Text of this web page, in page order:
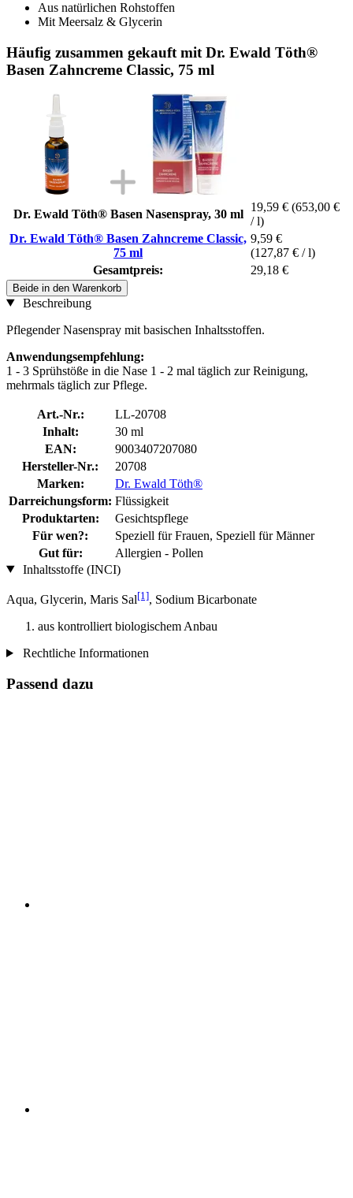
Aus natürlichen Rohstoffen
Mit Meersalz & Glycerin
Häufig zusammen gekauft mit Dr. Ewald Töth®
Basen Zahncreme Classic, 75 ml
Dr. Ewald Töth® Basen Nasenspray, 30 ml
19,59 € (653,00 €
/ l)
Dr. Ewald Töth® Basen Zahncreme Classic,
75 ml
9,59 €
(127,87 € / l)
Gesamtpreis:
29,18 €
Beide in den Warenkorb
Beschreibung
Pflegender Nasenspray mit basischen Inhaltsstoffen.
Anwendungsempfehlung:
1 - 3 Sprühstöße in die Nase 1 - 2 mal täglich zur Reinigung,
mehrmals täglich zur Pflege.
Art.-Nr.:
LL-20708
Inhalt:
30 ml
EAN:
9003407207080
Hersteller-Nr.:
20708
Marken:
Dr. Ewald Töth®
Darreichungsform: Flüssigkeit
Produktarten:
Gesichtspflege
Für wen?:
Speziell für Frauen, Speziell für Männer
Gut für:
Allergien - Pollen
Inhaltsstoffe (INCI)
Aqua, Glycerin, Maris Sal[1], Sodium Bicarbonate
aus kontrolliert biologischem Anbau
Rechtliche Informationen
Passend dazu